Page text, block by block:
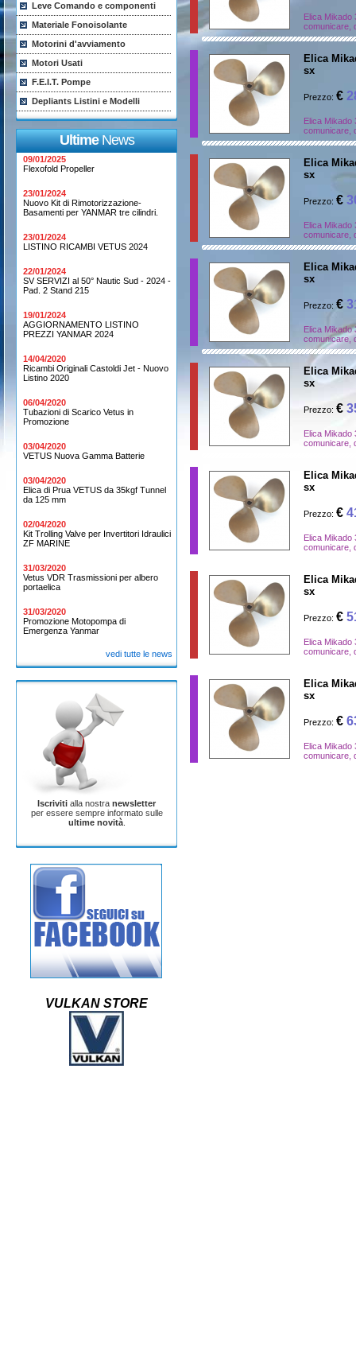
Leve Comando e componenti
Materiale Fonoisolante
Motorini d'avviamento
Motori Usati
F.E.I.T. Pompe
Depliants Listini e Modelli
UltimeNews
09/01/2025
Flexofold Propeller
23/01/2024
Nuovo Kit di Rimotorizzazione-
Basamenti per YANMAR tre cilindri.
23/01/2024
LISTINO RICAMBI VETUS 2024
22/01/2024
SV SERVIZI al 50° Nautic Sud - 2024 -
Pad. 2 Stand 215
19/01/2024
AGGIORNAMENTO LISTINO
PREZZI YANMAR 2024
14/04/2020
Ricambi Originali Castoldi Jet - Nuovo
Listino 2020
06/04/2020
Tubazioni di Scarico Vetus in
Promozione
03/04/2020
VETUS Nuova Gamma Batterie
03/04/2020
Elica di Prua VETUS da 35kgf Tunnel
da 125 mm
02/04/2020
Kit Trolling Valve per Invertitori Idraulici
ZF MARINE
31/03/2020
Vetus VDR Trasmissioni per albero
portaelica
31/03/2020
Promozione Motopompa di
Emergenza Yanmar
vedi tutte le news
Iscriviti alla nostra newsletter
per essere sempre informato sulle
ultime novità.
VULKAN STORE
Elica Mikado
comunicare,
Elica
sx
Prezzo: €
Elica Mikado
comunicare,
Elica
sx
Prezzo: €
Elica Mikado
comunicare,
Elica
sx
Prezzo: €
Elica Mikado
comunicare,
Elica
sx
Prezzo: €
Elica Mikado
comunicare,
Elica
sx
Prezzo: €
Elica Mikado
comunicare,
Elica
sx
Prezzo: €
Elica Mikado
comunicare,
Elica
sx
Prezzo: €
Elica Mikado
comunicare,